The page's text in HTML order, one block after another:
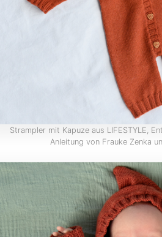
Strampler mit Kapuze aus LIFESTYLE,
Anleitung von Frauke Zenka